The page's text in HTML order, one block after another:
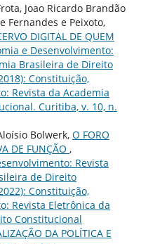
Joao Ricardo Brandão
Fernandes e Peixoto,
DIGITAL DE QUEM
e Desenvolvimento:
Brasileira de Direito
Constituição,
Revista da Academia
Curitiba, v. 10, n.
Bolwerk, O FORO
DE FUNÇÃO ,
Revista
de Direito
Constituição,
Revista Eletrônica da
Constitucional
DA POLÍTICA E